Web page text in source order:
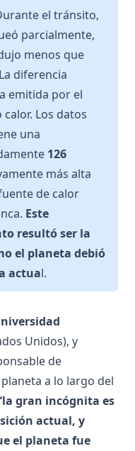
el tránsito,
parcialmente,
menos que
diferencia
emitida por el
Los datos
una
126
más alta
de calor
Este
resultó ser la
el planeta debió
actual.
Unidos), y
de
a lo largo del
gran incógnita es
actual, y
el planeta fue